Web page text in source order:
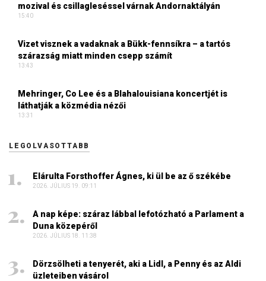
mozival és csillagleséssel várnak Andornaktályán
15:40
Vizet visznek a vadaknak a Bükk-fennsíkra – a tartós
szárazság miatt minden csepp számít
13:43
Mehringer, Co Lee és a Blahalouisiana koncertjét is
láthatják a közmédia nézői
13:31
LEGOLVASOTTABB
Elárulta Forsthoffer Ágnes, ki ül be az ő székébe
2026. JÚLIUS 19. 09:11
A nap képe: száraz lábbal lefotózható a Parlament a
Duna közepéről
2026. JÚLIUS 18. 11:38
Dörzsölheti a tenyerét, aki a Lidl, a Penny és az Aldi
üzleteiben vásárol